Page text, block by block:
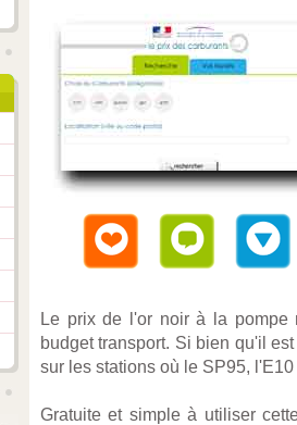
Le prix de l'or noir à la pompe
budget transport. Si bien qu'il
sur les stations où le SP95,
Gratuite et simple à utiliser